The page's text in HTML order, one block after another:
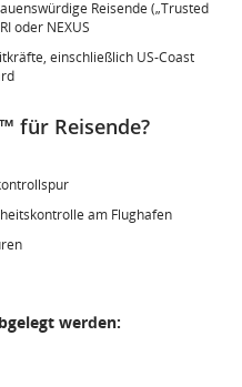
entspricht.
Reisende („Trusted
oder NEXUS
einschließlich US-Coast
für Reisende?
am Flughafen
werden: